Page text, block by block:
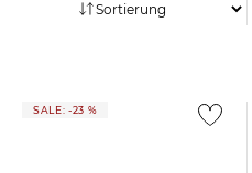
SALE: -23 %